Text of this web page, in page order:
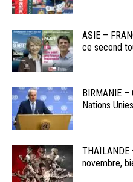
ASIE –
ce second
BIRMANIE
Nations Unies
THAÏLANDE
novembre,